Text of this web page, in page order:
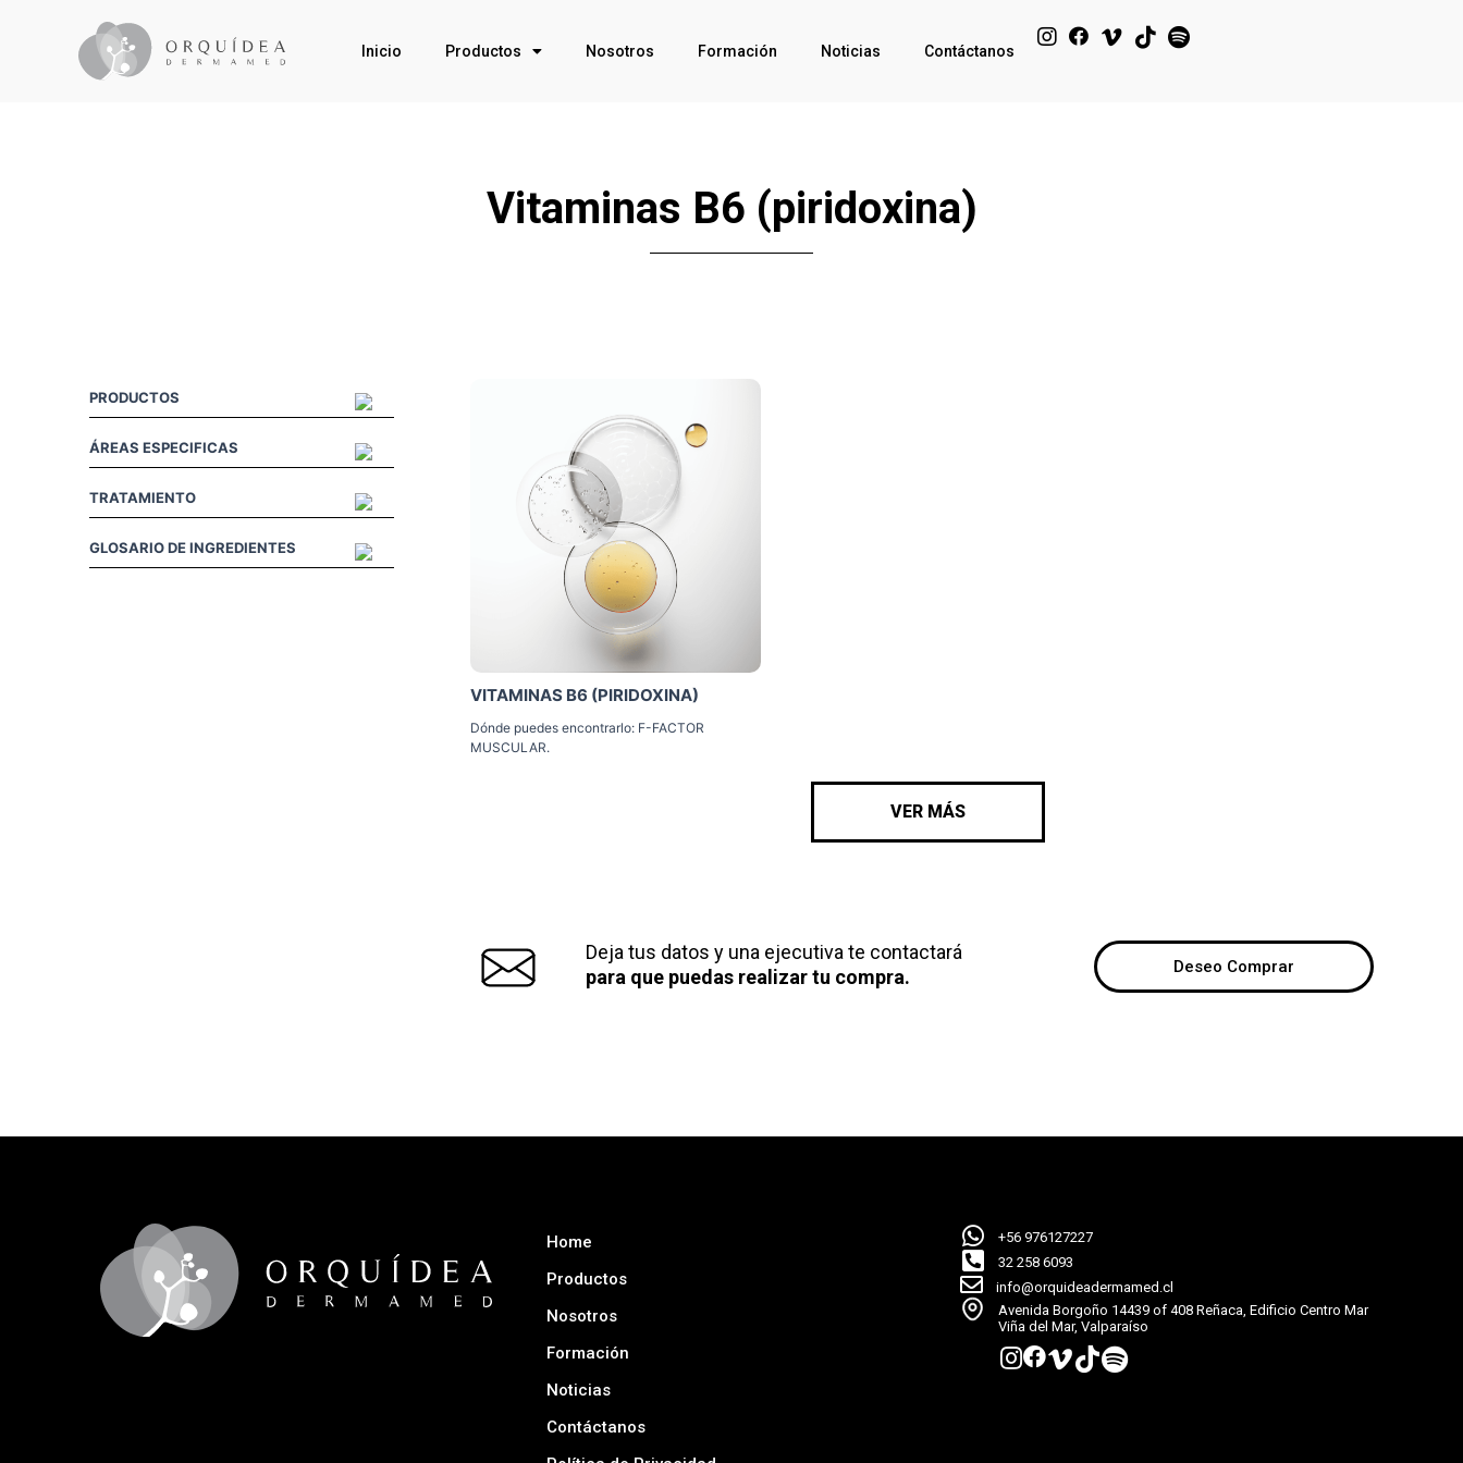
Inicio Productos Nosotros Formación Noticias Contáctanos
Vitaminas B6 (piridoxina)
PRODUCTOS
ÁREAS ESPECIFICAS
TRATAMIENTO
GLOSARIO DE INGREDIENTES
VITAMINAS B6 (PIRIDOXINA)
Dónde puedes encontrarlo: F-FACTOR
MUSCULAR.
VER MÁS
Deja tus datos y una ejecutiva te contactará
para que puedas realizar tu compra.
Deseo Comprar
Home
Productos
Nosotros
Formación
Noticias
Contáctanos
+56 976127227
32 258 6093
info@orquideadermamed.cl
Avenida Borgoño 14439 of 408 Reñaca, Edificio Centro Mar
Viña del Mar, Valparaíso